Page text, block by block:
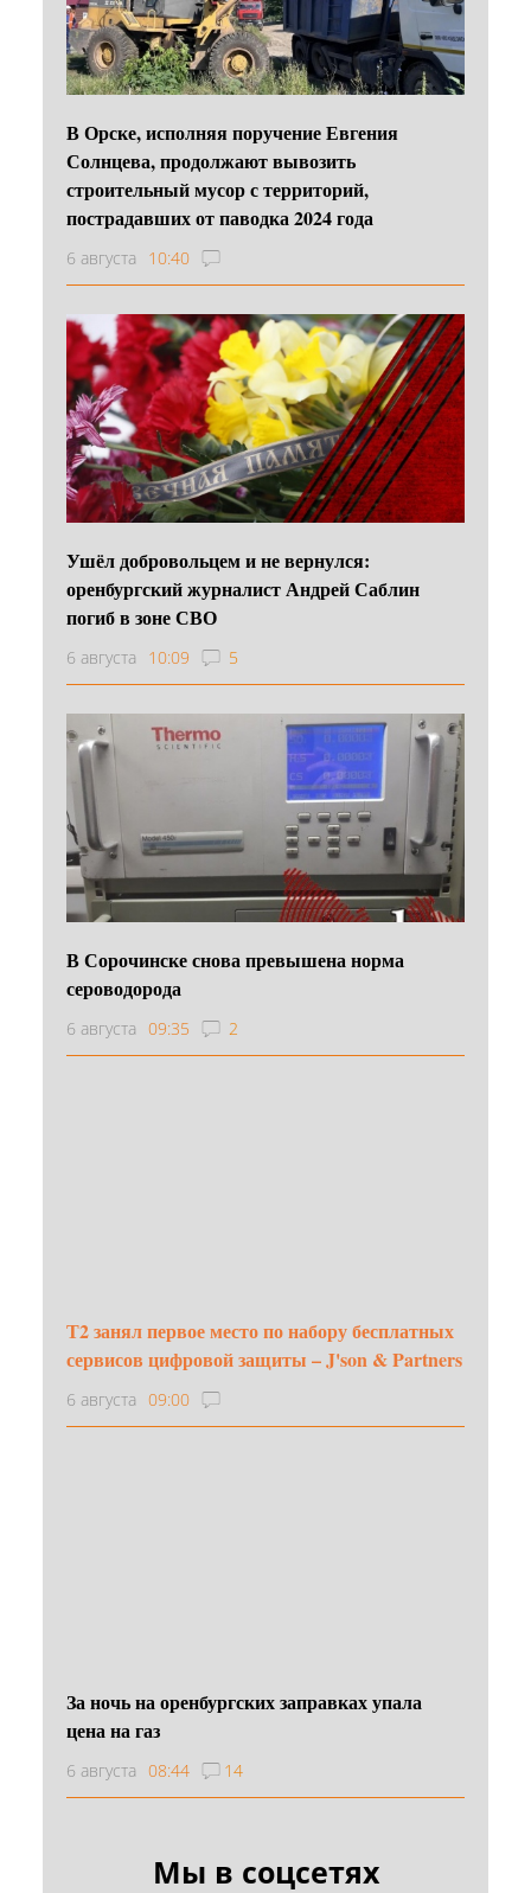
В Орске, исполняя поручение Евгения
Солнцева, продолжают вывозить
строительный мусор с территорий,
пострадавших от паводка 2024 года
6 августа 10:40
Ушёл добровольцем и не вернулся:
оренбургский журналист Андрей Саблин
погиб в зоне СВО
6 августа 10:09 5
В Сорочинске снова превышена норма
сероводорода
6 августа 09:35 2
Т2 занял первое место по набору бесплатных
сервисов цифровой защиты – J'son & Partners
6 августа 09:00
За ночь на оренбургских заправках упала
цена на газ
6 августа 08:44 14
Мы в соцсетях